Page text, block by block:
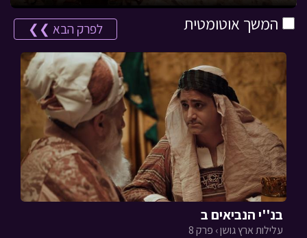
המשך אוטומטית לפרק הבא ❯❯
בנ''י הנביאים ב
עלילות ארץ גושן › פרק 8